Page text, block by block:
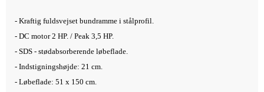
- Kraftig fuldsvejset bundramme i stålprofil.
- DC motor 2 HP. / Peak 3,5 HP.
- SDS - stødabsorberende løbeflade.
- Indstigningshøjde: 21 cm.
- Løbeflade: 51 x 150 cm.